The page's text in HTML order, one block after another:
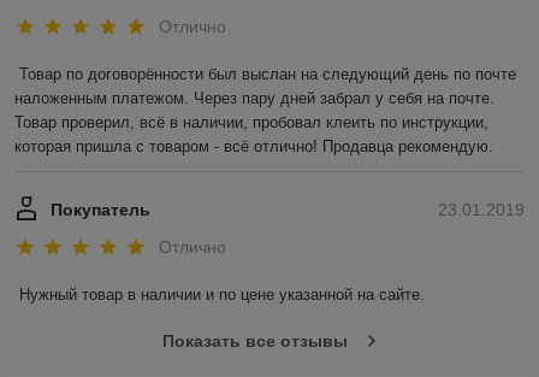
Отлично
Товар по договорённости был выслан на следующий день по почте
наложенным платежом. Через пару дней забрал у себя на почте.
Товар проверил, всё в наличии, пробовал клеить по инструкции,
которая пришла с товаром - всё отлично! Продавца рекомендую.
23.01.2019
Покупатель
Отлично
Нужный товар в наличии и по цене указанной на сайте.
Показать все отзывы